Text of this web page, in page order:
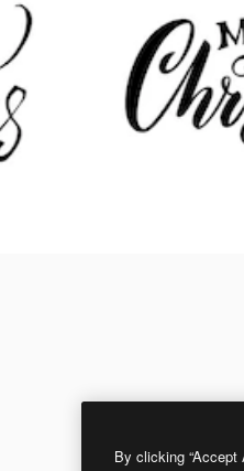
By clicking